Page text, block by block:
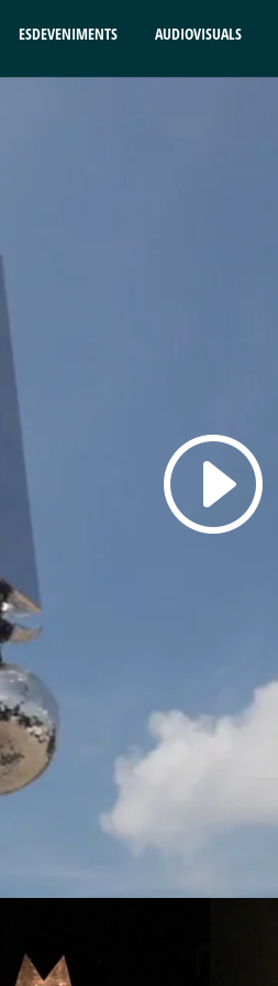
ESDEVENIMENTS AUDIOVISUALS